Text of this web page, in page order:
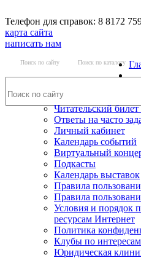
Телефон для справок: 8 8172
карта сайта
написать нам
Поиск по сайту Поиск по каталогу
Читательский
Ответы на часто
Личный кабинет
Календарь событий
Виртуальный
Подкасты
Календарь выставок
Правила
Правила
Условия и порядок
ресурсам Интернет
Политика
Клубы по интересам
Юридическая